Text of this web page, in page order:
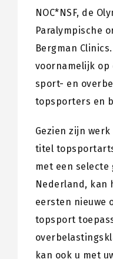
NOC*NSF, de
Paralympische
Bergman
voornamelijk op
sport- en
topsporters en
Gezien zijn werk
titel
met een
Nederland, kan
eersten nieuwe
topsport
kan ook u met